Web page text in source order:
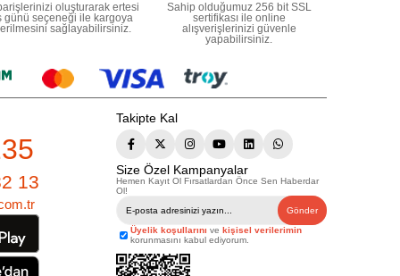
oluşturarak ertesi
günü seçeneği ile kargoya
sağlayabilirsiniz.
Sahip olduğumuz 256 bit SSL
sertifikası ile online
alışverişlerinizi güvenle
yapabilirsiniz.
13
Takipte Kal
Size Özel Kampanyalar
Hemen Kayıt Ol Fırsatlardan Önce Sen Haberdar
Ol!
Gönder
Üyelik koşullarını ve kişisel verilerimin
korunmasını kabul ediyorum.